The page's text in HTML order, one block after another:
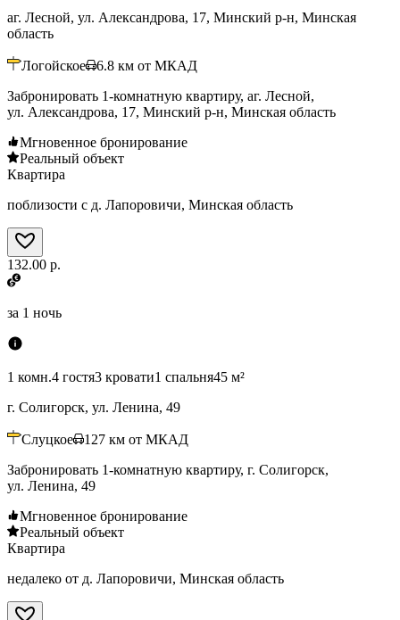
аг. Лесной, ул. Александрова, 17, Минский р-н, Минская
область
Логойское 6.8 км от МКАД
Забронировать 1-комнатную квартиру, аг. Лесной,
ул. Александрова, 17, Минский р-н, Минская область
Мгновенное бронирование
Реальный объект
Квартира
поблизости с д. Лапоровичи, Минская область
132.00 р.
за 1 ночь
1 комн.4 гостя3 кровати1 спальня45 м²
г. Солигорск, ул. Ленина, 49
Слуцкое 127 км от МКАД
Забронировать 1-комнатную квартиру, г. Солигорск,
ул. Ленина, 49
Мгновенное бронирование
Реальный объект
Квартира
недалеко от д. Лапоровичи, Минская область